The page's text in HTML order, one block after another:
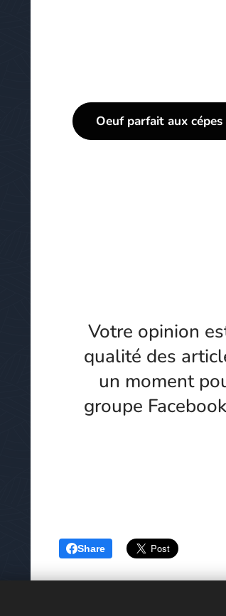
Oeuf parfait aux cépes
Votre opinion
qualité des
un moment
groupe
Share